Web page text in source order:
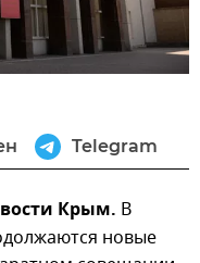
Telegram
Крым. В
новые